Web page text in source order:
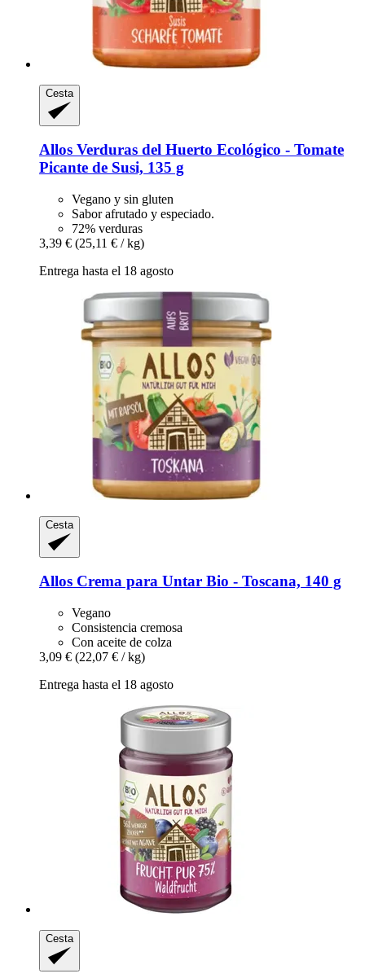
Cesta
Allos Verduras del Huerto Ecológico -​ Tomate
Picante de Susi, 135 g
Vegano y sin gluten
Sabor afrutado y especiado.
72% verduras
3,39 € (25,11 € / kg)
Entrega hasta el 18 agosto
Cesta
Allos Crema para Untar Bio -​ Toscana, 140 g
Vegano
Consistencia cremosa
Con aceite de colza
3,09 € (22,07 € / kg)
Entrega hasta el 18 agosto
Cesta